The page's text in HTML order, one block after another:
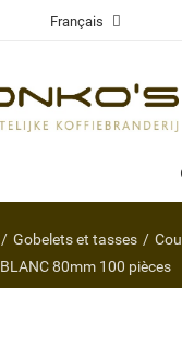
Français
Gobelets et tasses
BLANC 80mm 100 pièces